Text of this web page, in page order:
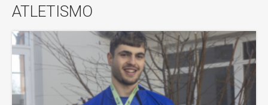
ATLETISMO